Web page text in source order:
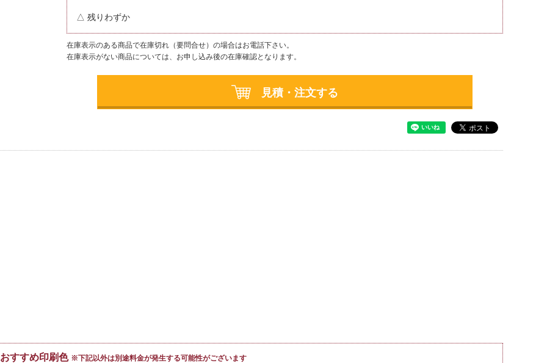
△ 残りわずか
在庫表示のある商品で在庫切れ（要問合せ）の場合はお電話下さい。
在庫表示がない商品については、お申し込み後の在庫確認となります。
見積・注文する
おすすめ印刷色 ※下記以外は別途料金が発生する可能性がございます